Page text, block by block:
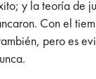
y la teoría de
Con el
pero es